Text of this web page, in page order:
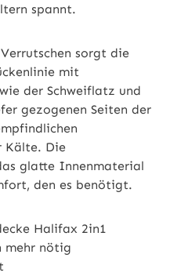
spannt.
sorgt die
mit
der Schweiflatz und
gezogenen Seiten der
Kälte. Die
glatte Innenmaterial
den es benötigt.
Halifax 2in1
mehr nötig